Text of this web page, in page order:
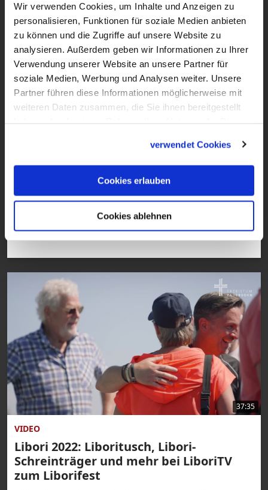
Wir verwenden Cookies, um Inhalte und Anzeigen zu
personalisieren, Funktionen für soziale Medien anbieten
zu können und die Zugriffe auf unsere Website zu
analysieren. Außerdem geben wir Informationen zu Ihrer
Verwendung unserer Website an unsere Partner für
soziale Medien, Werbung und Analysen weiter. Unsere
Partner führen diese Informationen möglicherweise mit
weiteren Daten zusammen, die Sie ihnen bereitgestellt
verwendet Cookies
Cookies erlauben
Cookies ablehnen
Kirche mal anders - LiboriTV im
Erzbistum Paderborn
Kirche mal anders, das ist das Motto dieser
Folge von LiboriTV. Wir haben uns im
Erzbistum Paderborn umgeschaut nach
kreativen, innovativen Projekten und
gelebt werden kann. Denn Katholische
Sonntagsgottesdienst, sondern noch viel
mehr als das. Was Kirche alles sein kann,
zeigen wir hier bei LiboriTV aus dem
Erzbistum Paderborn.
37:35
VIDEO
Libori 2022: Liboritusch, Libori-
Schreinträger und mehr bei LiboriTV
zum Liborifest